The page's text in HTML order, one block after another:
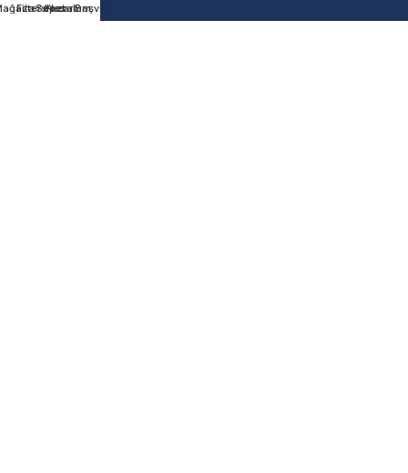
Hakkımızda
FiltersSepet
Hesabım
Yazar Başvurusu